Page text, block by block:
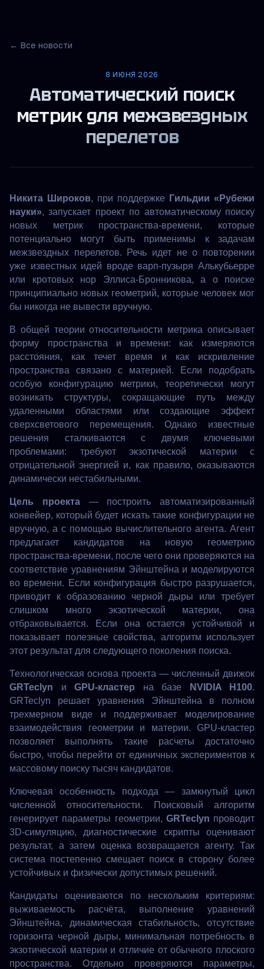
← Все новости
8 ИЮНЯ 2026
Автоматический поиск
метрик для межзвездных
перелетов
Никита Широков, при поддержке
Гильдии «Рубежи
науки», запускает проект по автоматическому поиску
новых метрик пространства-времени, которые
потенциально могут быть применимы к задачам
межзвездных перелетов. Речь идет не о повторении
уже известных идей вроде варп-пузыря Алькубьерре
или кротовых нор Эллиса-Бронникова, а о поиске
принципиально новых геометрий, которые человек мог
бы никогда не вывести вручную.
В общей теории относительности метрика описывает
форму пространства и времени: как измеряются
расстояния, как течет время и как искривление
пространства связано с материей. Если подобрать
особую конфигурацию метрики, теоретически могут
возникать структуры, сокращающие путь между
удаленными областями или создающие эффект
сверхсветового перемещения. Однако известные
решения сталкиваются с двумя ключевыми
проблемами: требуют экзотической материи с
отрицательной энергией и, как правило, оказываются
динамически нестабильными.
Цель проекта— построить автоматизированный
конвейер, который будет искать такие конфигурации не
вручную, а с помощью вычислительного агента. Агент
предлагает кандидатов на новую геометрию
пространства-времени, после чего они проверяются на
соответствие уравнениям Эйнштейна и моделируются
во времени. Если конфигурация быстро разрушается,
приводит к образованию черной дыры или требует
слишком много экзотической материи, она
отбраковывается. Если она остается устойчивой и
показывает полезные свойства, алгоритм использует
этот результат для следующего поколения поиска.
Технологическая основа проекта — численный движок
GRTeclyn и GPU-кластер на базе NVIDIA H100.
GRTeclyn решает уравнения Эйнштейна в полном
трехмерном виде и поддерживает моделирование
взаимодействия геометрии и материи. GPU-кластер
позволяет выполнять такие расчеты достаточно
быстро, чтобы перейти от единичных экспериментов к
массовому поиску тысяч кандидатов.
Ключевая особенность подхода — замкнутый цикл
численной относительности. Поисковый алгоритм
генерирует параметры геометрии, GRTeclyn проводит
3D-симуляцию, диагностические скрипты оценивают
результат, а затем оценка возвращается агенту. Так
система постепенно смещает поиск в сторону более
устойчивых и физически допустимых решений.
Кандидаты оцениваются по нескольким критериям:
выживаемость расчёта, выполнение уравнений
Эйнштейна, динамическая стабильность, отсутствие
горизонта черной дыры, минимальная потребность в
экзотической материи и отличие от обычного плоского
пространства. Отдельно проверяются параметры,